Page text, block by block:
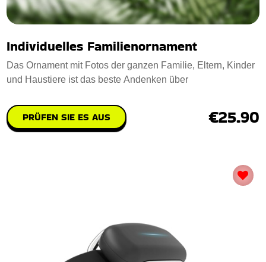
Individuelles Familienornament
Das Ornament mit Fotos der ganzen Familie, Eltern, Kinder
und Haustiere ist das beste Andenken über
PRÜFEN SIE ES AUS €25.90